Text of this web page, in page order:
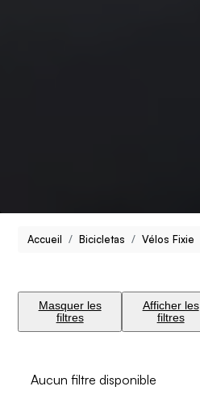
Accueil Bicicletas Vélos Fixie
Masquer les
filtres
Afficher les
filtres
Aucun filtre disponible